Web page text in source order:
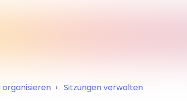
organisieren Sitzungen verwalten